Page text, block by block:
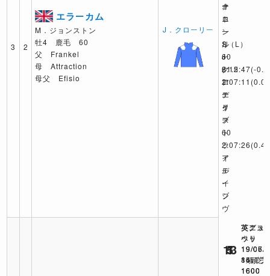
3 2
エラーカム
M．ジョンストン
牡4 鹿毛 60
父 Frankel
母 Attraction
母父 Efisio
J．クローリー
オ
ニ
ー
ル
60
2:12:47(-
ア
デ
イ
ブ
ク
ロ
ー
リ
ー
61.5
2:07:11 (0.0)
エ
ク
ス
ト
ラ
イ
ル
ー
シ
ヴ
ー
ト
ン
S（L）
J
ク
ロ
ー
リ
ー
60
2:07:26(0.4)
ア
デ
イ
ブ
5
英グッ
ウッ
19/07/
8頭 芝
1600
1
英アス
ット
19/06/
16頭 芝
1600
13
英ニュ
ベリ
19/05/
14頭 芝
1600